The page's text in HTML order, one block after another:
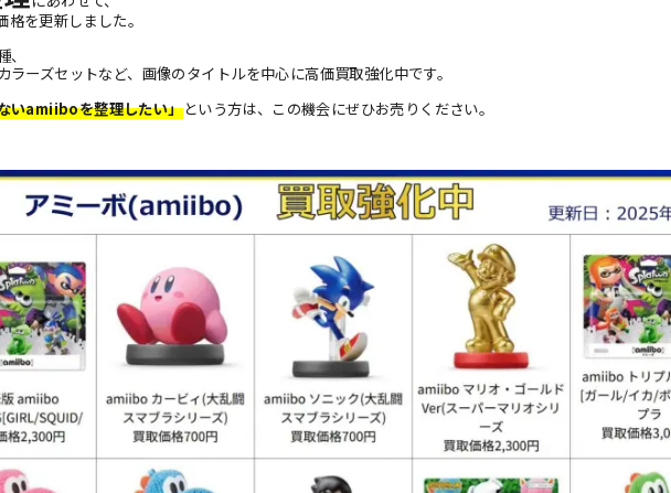
を更新しました。
ーズセットなど、画像のタイトルを中心に高価買取強化中です。
いamiiboを整理したい」という方は、この機会にぜひお売りください。